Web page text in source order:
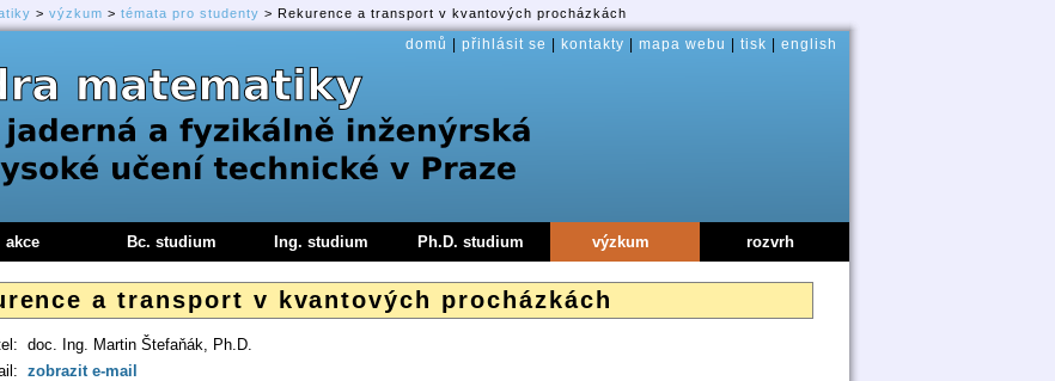
> výzkum > témata pro studenty > Rekurence a transport v kvantových procházkách
a transport v kvantových procházkách
doc. Ing. Martin Štefaňák, Ph.D.
zobrazit e-mail
domů přihlásit se kontakty mapa webu tisk english
akce Bc. studium Ing. studium Ph.D. studium výzkum rozvrh